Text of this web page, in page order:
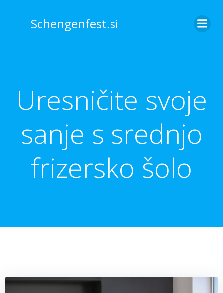
to
content
Schengenfest.si
Uresničite svoje
sanje s srednjo
frizersko šolo